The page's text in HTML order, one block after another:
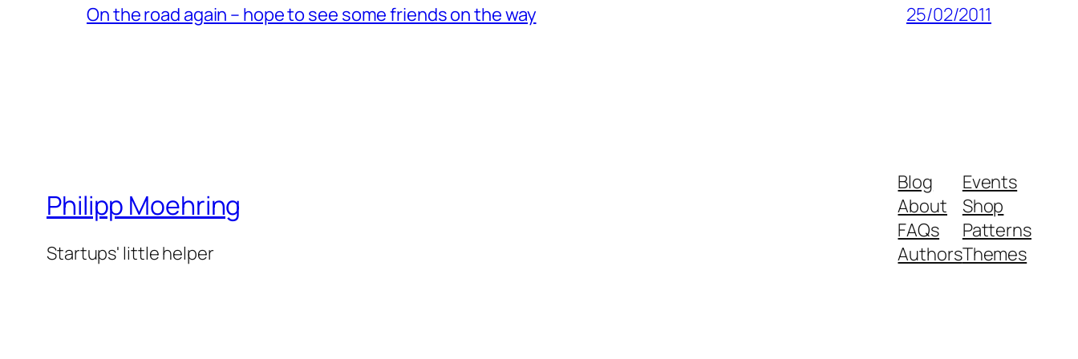
On the road again – hope to see some friends on the way 25/02/2011
Philipp Moehring
Startups' little helper
Blog
About
FAQs
Authors
Events
Shop
Patterns
Themes